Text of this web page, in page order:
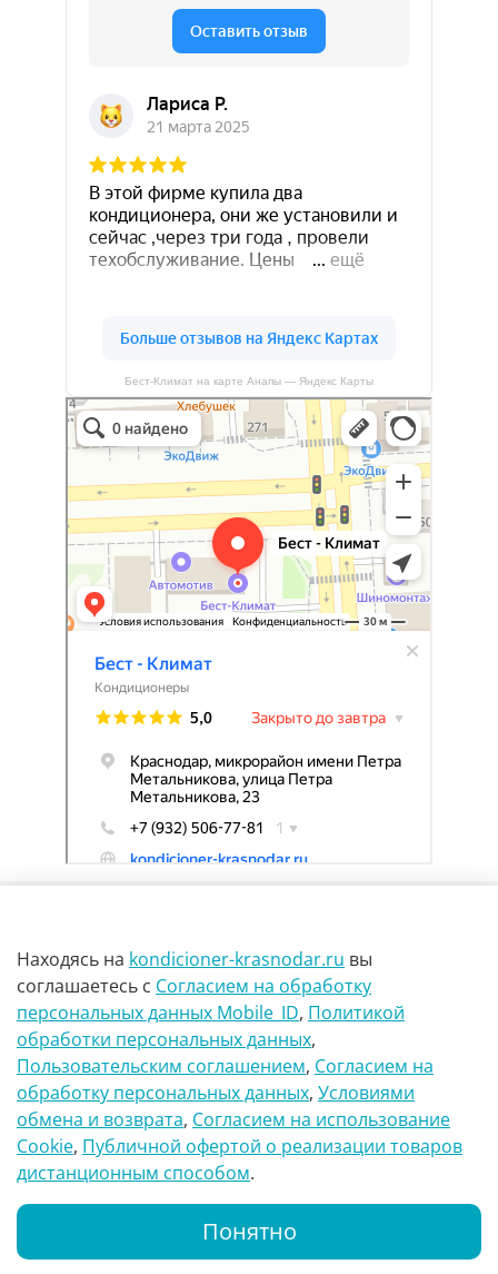
Бест-Климат на карте Анапы — Яндекс Карты
Бест-климат
Кондиционеры в Краснодаре
г Краснодар Ул Петра метальникова 23
8(900)29-888-66
info@kondicioner-krasnodar.ru
Находясь на kondicioner-krasnodar.ru вы
соглашаетесь с Согласием на обработку
персональных данных Mobile_ID, Политикой
обработки персональных данных,
Пользовательским соглашением, Согласием на
обработку персональных данных, Условиями
обмена и возврата, Согласием на использование
Сookie, Публичной офертой о реализации товаров
дистанционным способом.
Понятно